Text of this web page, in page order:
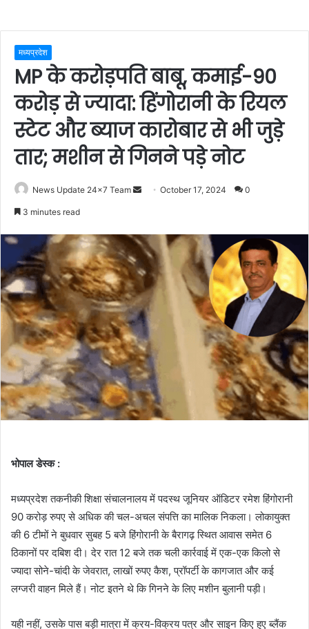
मध्यप्रदेश
MP के करोड़पति बाबू, कमाई-90
करोड़ से ज्यादा: हिंगोरानी के रियल
स्टेट और ब्याज कारोबार से भी जुड़े
तार; मशीन से गिनने पड़े नोट
News Update 24x7 Team
SendOctober 17, 2024 0
3 minutes read
भोपाल डेस्क :
मध्यप्रदेश तकनीकी शिक्षा संचालनालय में पदस्थ जूनियर ऑडिटर रमेश हिंगोरानी
90 करोड़ रुपए से अधिक की चल-अचल संपत्ति का मालिक निकला। लोकायुक्त
की 6 टीमों ने बुधवार सुबह 5 बजे हिंगोरानी के बैरागढ़ स्थित आवास समेत 6
ठिकानों पर दबिश दी। देर रात 12 बजे तक चली कार्रवाई में एक-एक किलो से
ज्यादा सोने-चांदी के जेवरात, लाखों रुपए कैश, प्रॉपर्टी के कागजात और कई
लग्जरी वाहन मिले हैं। नोट इतने थे कि गिनने के लिए मशीन बुलानी पड़ी।
यही नहीं, उसके पास बड़ी मात्रा में क्रय-विक्रय पत्र और साइन किए हुए ब्लैंक